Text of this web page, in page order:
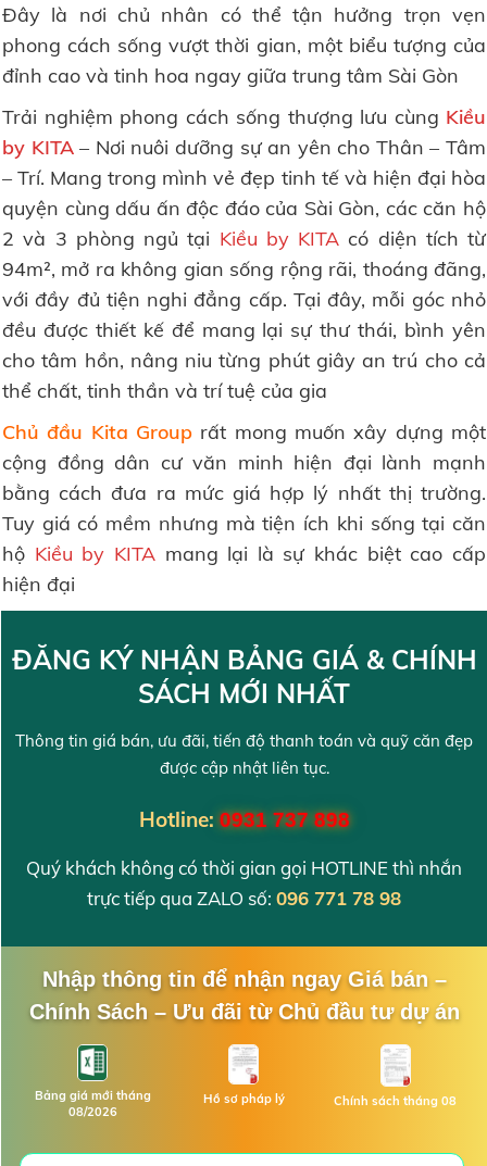
Đây là nơi chủ nhân có thể tận hưởng trọn vẹn
phong cách sống vượt thời gian, một biểu tượng của
đỉnh cao và tinh hoa ngay giữa trung tâm Sài Gòn
Trải nghiệm phong cách sống thượng lưu cùng Kiều
by KITA– Nơi nuôi dưỡng sự an yên cho Thân – Tâm
– Trí. Mang trong mình vẻ đẹp tinh tế và hiện đại hòa
quyện cùng dấu ấn độc đáo của Sài Gòn, các căn hộ
2 và 3 phòng ngủ tại Kiều by KITA có diện tích từ
94m², mở ra không gian sống rộng rãi, thoáng đãng,
với đầy đủ tiện nghi đẳng cấp. Tại đây, mỗi góc nhỏ
đều được thiết kế để mang lại sự thư thái, bình yên
cho tâm hồn, nâng niu từng phút giây an trú cho cả
thể chất, tinh thần và trí tuệ của gia
Chủ đầu Kita Group rất mong muốn xây dựng một
cộng đồng dân cư văn minh hiện đại lành mạnh
bằng cách đưa ra mức giá hợp lý nhất thị trường.
Tuy giá có mềm nhưng mà tiện ích khi sống tại căn
hộ Kiều by KITAmang lại là sự khác biệt cao cấp
hiện đại
ĐĂNG KÝ NHẬN BẢNG GIÁ & CHÍNH
SÁCH MỚI NHẤT
Thông tin giá bán, ưu đãi, tiến độ thanh toán và quỹ căn đẹp
được cập nhật liên tục.
Hotline:0931 737 898
Quý khách không có thời gian gọi HOTLINE thì nhắn
trực tiếp qua ZALO số: 096 771 78 98
Nhập thông tin để nhận ngay Giá bán –
Chính Sách – Ưu đãi từ Chủ đầu tư dự án
Bảng giá mới tháng
08/2026
Hồ sơ pháp lý Chính sách tháng 08